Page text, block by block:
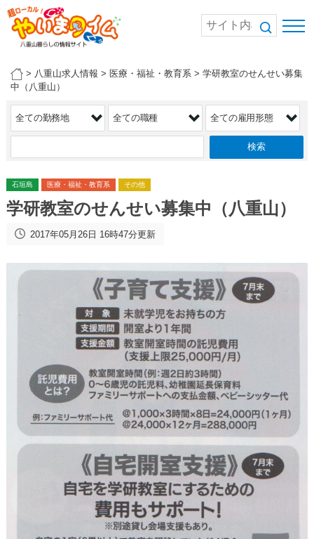
> 八重山求人情報 > 医療・福祉・教育系> 学研教室のせんせい募集
中（八重山）
石垣島 医療・福祉・教育系 その他
学研教室のせんせい募集中（八重山）
2017年05月26日 16時47分更新